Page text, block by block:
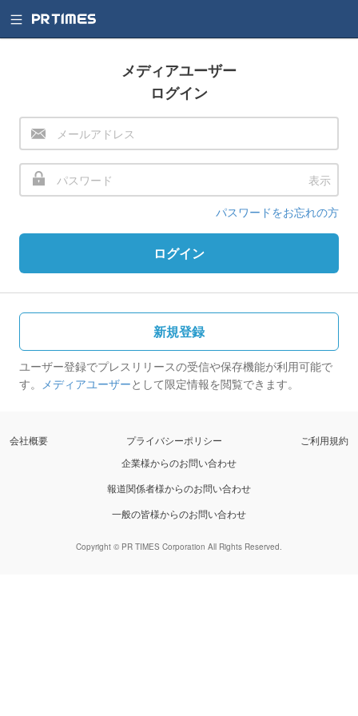
メディアユーザー
ログイン
表示
パスワードをお忘れの方
ログイン
新規登録
ユーザー登録でプレスリリースの受信や保存機能が利用可能で
す。 メディアユーザーとして限定情報を閲覧できます。
会社概要 プライバシーポリシー
ご利用規約
企業様からのお問い合わせ
報道関係者様からのお問い合わせ
一般の皆様からのお問い合わせ
Copyright © PR TIMES Corporation All Rights Reserved.